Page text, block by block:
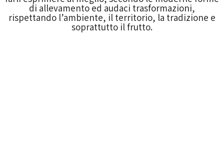
di allevamento ed audaci trasformazioni,
rispettando l’ambiente, il territorio, la tradizione e
soprattutto il frutto.